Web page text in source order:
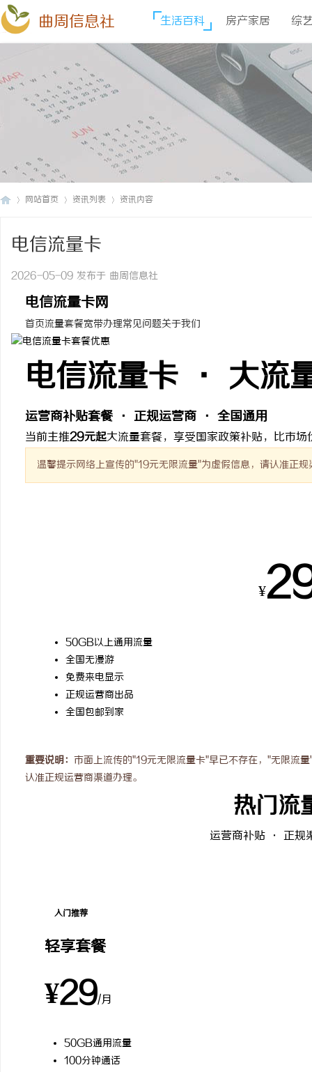
曲周信息社 生活百科 房产家居 综
网站首页 资讯列表 资讯内容
电信流量卡
2026-05-09 发布于 曲周信息社
电信流量卡网
首页流量套餐宽带办理常见问题关于我们
电信流量卡 · 大流
运营商补贴套餐 · 正规运营商 · 全国通用
当前主推29元起大流量套餐，享受国家政策补贴，比市
温馨提示网络上宣传的"19元无限流量"为虚假信息，请认准正规
¥
50GB以上通用流量
全国无漫游
免费来电显示
正规运营商出品
全国包邮到家
重要说明： 市面上流传的"19元无限流量卡"早已不存在，"无限流
认准正规运营商渠道办理。
热门流
运营商补贴 · 正规
入门推荐
轻享套餐
¥29/月
50GB通用流量
100分钟通话
耐磨改性颗粒：引领新一代材料